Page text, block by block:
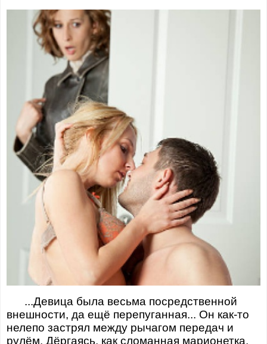
...Девица была весьма посредственной
внешности, да ещё перепуганная... Он как-то
нелепо застрял между рычагом передач и
рулём. Дёргаясь, как сломанная марионетка,